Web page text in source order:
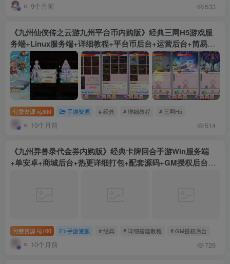
9个月前 533
《九州仙侠传之云游九州平台币内购版》经典三网H5游戏服
务端+Linux服务端+详细教程+平台币后台+运营后台+简易安
卓客户端
付费资源 300 手游资源 # 经典 # 详细教程 # 三网H5
10个月前 514
《九州异兽录代金券内购版》经典卡牌回合手游Win服务端
+单安卓+商城后台+热更详细打包+配套源码+GM授权后台
付费资源 100 手游资源 # 经典 # 详细搭建教程 # GM授权后台
10个月前 726